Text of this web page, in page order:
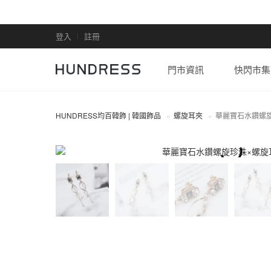
登入 註冊
門市資訊 快閃市集
HUNDRESS均百韓飾 | 韓國飾品 螺旋耳夾 華麗寶石水鑽螺